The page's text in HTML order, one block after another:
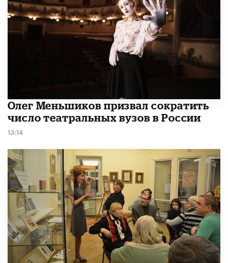
Олег Меньшиков призвал сократить
число театральных вузов в России
13:14